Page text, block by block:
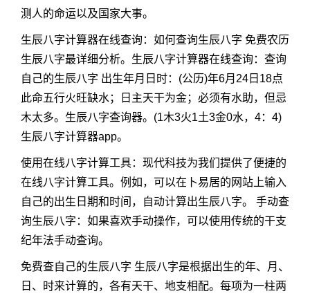
测人的命运以及国家大事。
生辰八字计算器在线查询：如何查询生辰八字 免费农历
生辰八字最详细分析。生辰八字计算器在线查询：查询
自己的生辰八字 出生年月日时：(公历)年6月24日18点
此命五行火旺缺水；日主天干为金；必须有水助，但忌
木太多。生辰八字查询器。(1木3火1土3金0水，4：4)
生辰八字计算器app。
使用在线八字计算工具：现代科技为我们提供了便捷的
在线八字计算工具。例如，可以在卜易居的网站上输入
自己的出生日期和时间，自动计算出生辰八字。 手动查
询生辰八字：如果喜欢手动操作，可以使用传统的干支
纪年法手动查询。
免费查自己的生辰八字 生辰八字是根据出生的年、月、
日、时来计算的，各有天干、地支相配。每项为一柱两